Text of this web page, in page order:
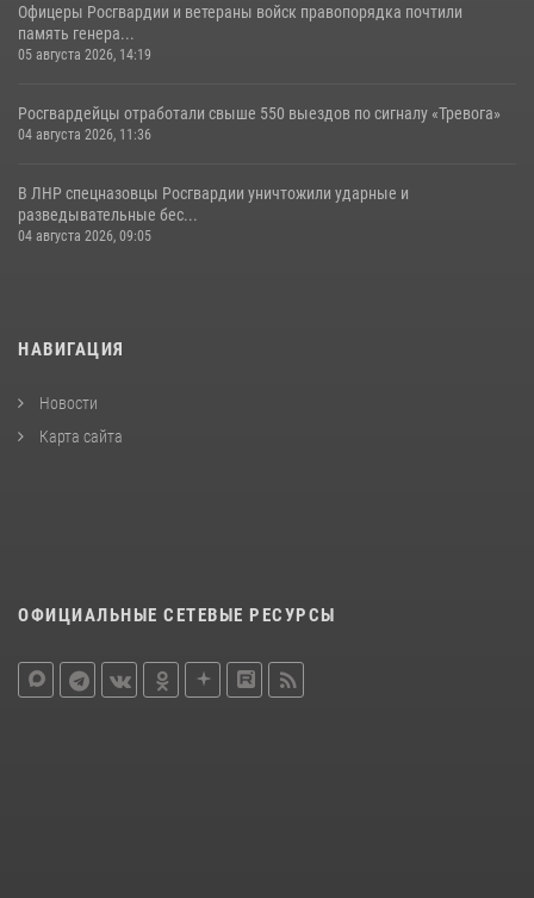
Офицеры Росгвардии и ветераны войск правопорядка почтили
память генера...
05 августа 2026, 14:19
Росгвардейцы отработали свыше 550 выездов по сигналу «Тревога»
04 августа 2026, 11:36
В ЛНР спецназовцы Росгвардии уничтожили ударные и
разведывательные бес...
04 августа 2026, 09:05
НАВИГАЦИЯ
Новости
Карта сайта
ОФИЦИАЛЬНЫЕ СЕТЕВЫЕ РЕСУРСЫ